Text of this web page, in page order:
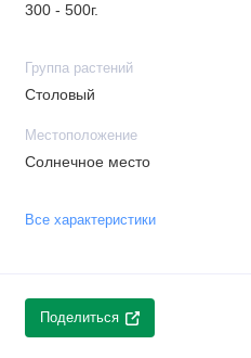
300 - 500г.
Группа растений
Столовый
Местоположение
Солнечное место
Все характеристики
Поделиться